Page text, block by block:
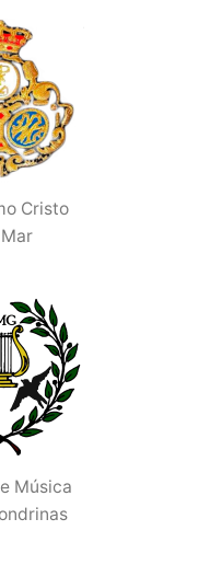
Cristo
Música